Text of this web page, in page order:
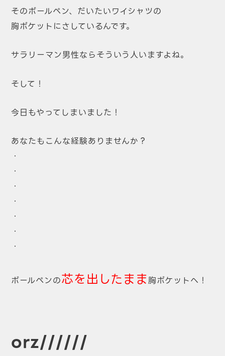
そのボールペン、だいたいワイシャツの
胸ポケットにさしているんです。
サラリーマン男性ならそういう人いますよね。
そして！
今日もやってしまいました！
あなたもこんな経験ありませんか？
・
・
・
・
・
・
・
ボールペンの芯を出したまま胸ポケットへ！
orz//////